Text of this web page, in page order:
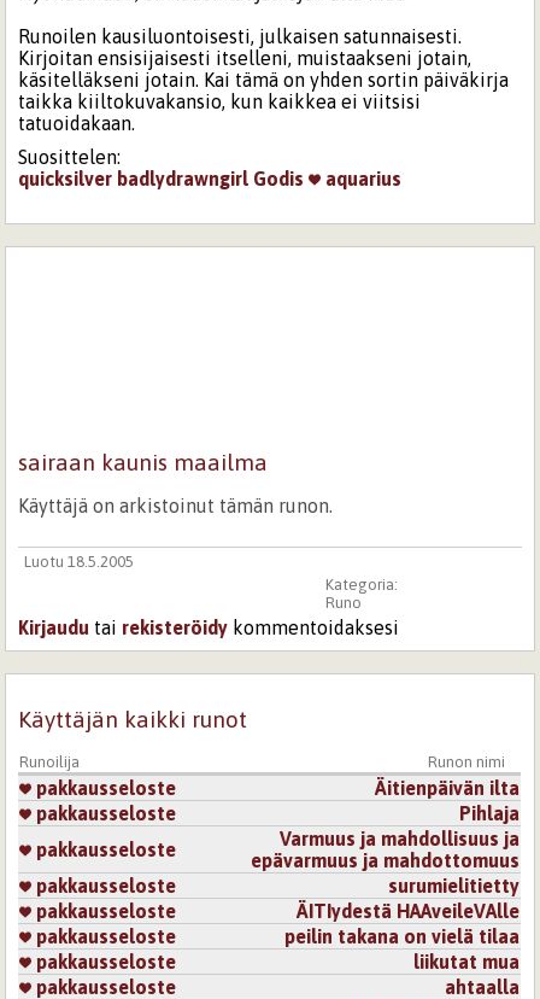
Runoilen kausiluontoisesti, julkaisen satunnaisesti.
Kirjoitan ensisijaisesti itselleni, muistaakseni jotain,
käsitelläkseni jotain. Kai tämä on yhden sortin päiväkirja
taikka kiiltokuvakansio, kun kaikkea ei viitsisi
tatuoidakaan.
Suosittelen:
quicksilver badlydrawngirl Godis aquarius
sairaan kaunis maailma
Käyttäjä on arkistoinut tämän runon.
Luotu 18.5.2005
Kategoria:
Runo
Kirjaudu tai rekisteröidy kommentoidaksesi
Käyttäjän kaikki runot
Runoilija Runon nimi
pakkausseloste
Äitienpäivän ilta
pakkausseloste
Pihlaja
pakkausseloste
Varmuus ja mahdollisuus ja
epävarmuus ja mahdottomuus
pakkausseloste
surumielitietty
pakkausseloste
ÄITIydestä HAAveileVAlle
pakkausseloste
peilin takana on vielä tilaa
pakkausseloste
liikutat mua
pakkausseloste
ahtaalla